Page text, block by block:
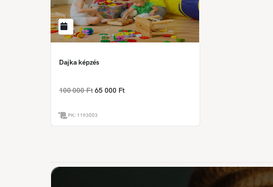
Dajka képzés
100 000 Ft 65 000 Ft
PK: 1193003